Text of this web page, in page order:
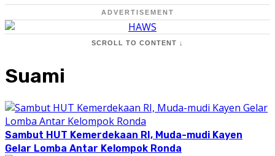
ADVERTISEMENT
SCROLL TO CONTENT ↓
Suami
Sambut HUT Kemerdekaan RI, Muda-mudi Kayen
Gelar Lomba Antar Kelompok Ronda